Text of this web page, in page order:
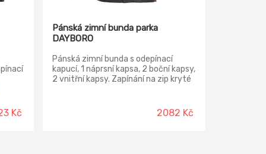
v
Kč
Pánská zimní bunda parka
DAYBORO
Pánská zimní bunda s odepínací
kapucí, 1 náprsní kapsa, 2 boční kapsy,
2 vnitřní kapsy. Zapínání na zip kryté
2082 Kč